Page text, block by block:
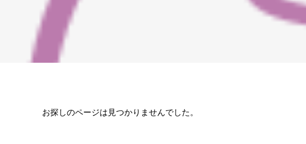
お探しのページは見つかりませんでした。